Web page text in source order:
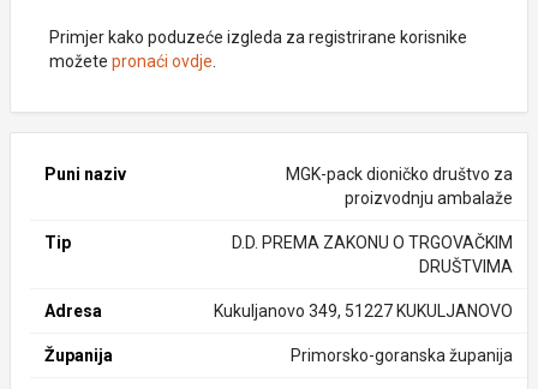
Primjer kako poduzeće izgleda za registrirane korisnike
možete pronaći ovdje
Puni naziv
MGK-pack dioničko društvo za
proizvodnju ambalaže
Tip
D.D. PREMA ZAKONU O TRGOVAČKIM
DRUŠTVIMA
Adresa Kukuljanovo 349, 51227 KUKULJANOVO
Županija Primorsko-goranska županija